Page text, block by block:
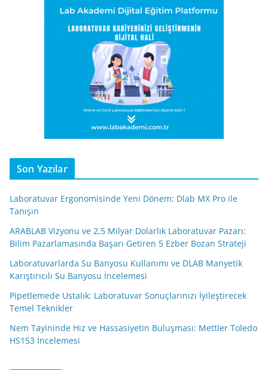
Son Yazılar
Laboratuvar Ergonomisinde Yeni Dönem: Dlab MX Pro ile
Tanışın
ARABLAB Vizyonu ve 2,5 Milyar Dolarlık Laboratuvar Pazarı:
Bilim Pazarlamasında Başarı Getiren 5 Ezber Bozan Strateji
Laboratuvarlarda Su Banyosu Kullanımı ve DLAB Manyetik
Karıştırıcılı Su Banyosu İncelemesi
Pipetlemede Ustalık: Laboratuvar Sonuçlarınızı İyileştirecek
Temel Teknikler
Nem Tayininde Hız ve Hassasiyetin Buluşması: Mettler Toledo
HS153 İncelemesi